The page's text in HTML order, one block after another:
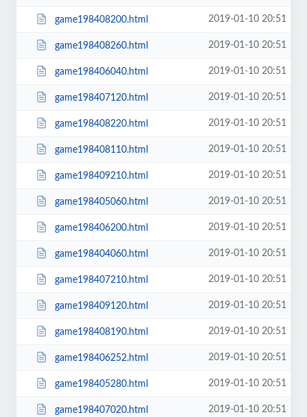
game198408200.html 2019-01-10 20:51
game198408260.html 2019-01-10 20:51
game198406040.html 2019-01-10 20:51
game198407120.html 2019-01-10 20:51
game198408220.html 2019-01-10 20:51
game198408110.html 2019-01-10 20:51
game198409210.html 2019-01-10 20:51
game198405060.html 2019-01-10 20:51
game198406200.html 2019-01-10 20:51
game198404060.html 2019-01-10 20:51
game198407210.html 2019-01-10 20:51
game198409120.html 2019-01-10 20:51
game198408190.html 2019-01-10 20:51
game198406252.html 2019-01-10 20:51
game198405280.html 2019-01-10 20:51
game198407020.html 2019-01-10 20:51